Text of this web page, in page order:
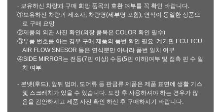
- 보유하신 차량과 구매 희망 품목의 호환 여부를 꼭 확인 바랍니다.
①보유하신 차량과 제조사, 차량명(세부명 포함), 연식이 동일한 상품으
로 구매 요망
②제품의 외관 사진 확인(외장 품목은 COLOR 확인 필수)
③부품 번호를 아는 경우 구매 제품의 품번 확인 필요: 계기판 ECU TCU
AIR FLOW SNESOR 등은 연식뿐만 아니라 품번 일치 여부
④SIDE MIRROR는 전동(7핀 이상) 수동(5핀 이하)여부 및 접촉 핀 수 일
치 여부
- 본넷(후드), 앞뒤 범퍼, 도어류 등 판금류 제품은 제품 표면에 생활 기스
및 스크래치가 있을 수 있습니다. 도장 후 사용하셔야 하는 경우가 많
음을 감안하시고 제품 사진 확인 하신 후 구매하시기 바랍니다.